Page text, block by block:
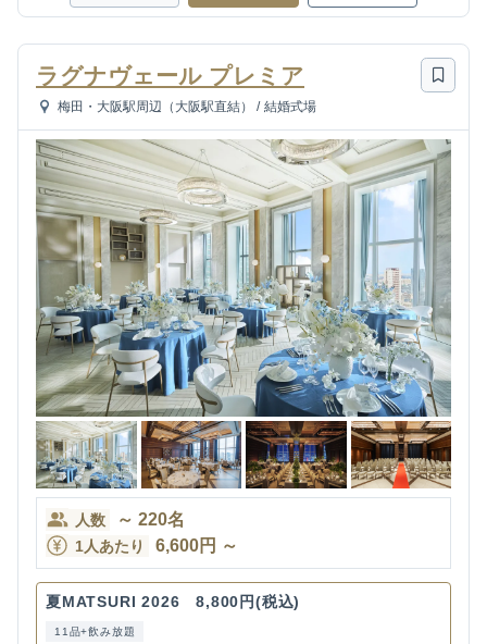
ラグナヴェール プレミア
梅田・大阪駅周辺（大阪駅直結） / 結婚式場
人数 ～ 220名
1人あたり 6,600円 ～
夏MATSURI 2026 8,800円(税込)
11品+飲み放題